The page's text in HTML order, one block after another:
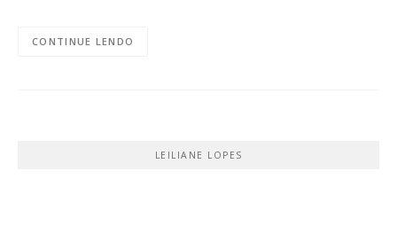
CONTINUE LENDO
LEILIANE LOPES